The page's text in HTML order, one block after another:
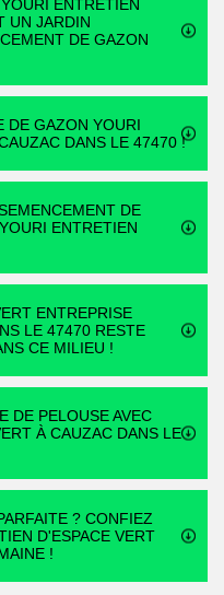
ENTRETIEN
UN JARDIN
DE GAZON
DE GAZON YOURI
DANS LE 47470 !
DE
ENTRETIEN
ENTREPRISE
LE 47470 RESTE
CE MILIEU !
DE PELOUSE AVEC
À CAUZAC DANS LE
? CONFIEZ
D'ESPACE VERT
!